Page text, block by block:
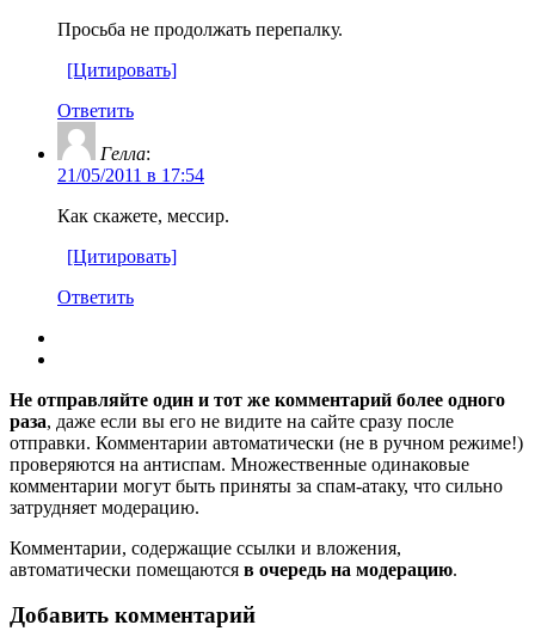
Просьба не продолжать перепалку.
[Цитировать]
Ответить
Гелла:
21/05/2011 в 17:54
Как скажете, мессир.
[Цитировать]
Ответить
Не отправляйте один и тот же комментарий более одного
раза, даже если вы его не видите на сайте сразу после
отправки. Комментарии автоматически (не в ручном режиме!)
проверяются на антиспам. Множественные одинаковые
комментарии могут быть приняты за спам-атаку, что сильно
затрудняет модерацию.
Комментарии, содержащие ссылки и вложения,
автоматически помещаются в очередь на модерацию.
Добавить комментарий